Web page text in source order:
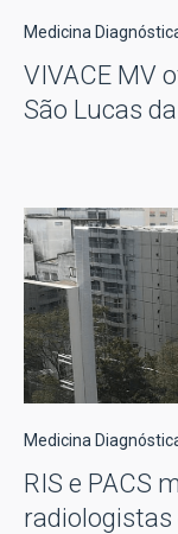
Medicina
VIVACE MV
São Lucas
Medicina
RIS e PACS
radiologistas